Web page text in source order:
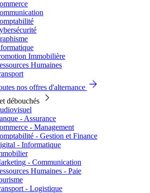
Immobilière
Humaines
nos offres d'alternance
débouchés
- Assurance
- Management
- Gestion et Finance
- Informatique
- Communication
Humaines - Paie
- Logistique